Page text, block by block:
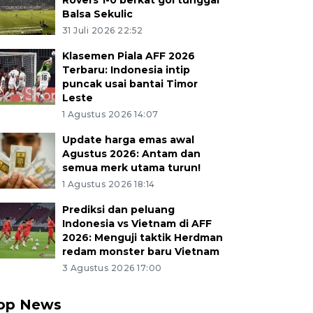
Balsa Sekulic
31 Juli 2026 22:52
Klasemen Piala AFF 2026
Terbaru: Indonesia intip
puncak usai bantai Timor
Leste
1 Agustus 2026 14:07
Update harga emas awal
Agustus 2026: Antam dan
semua merk utama turun!
1 Agustus 2026 18:14
Prediksi dan peluang
Indonesia vs Vietnam di AFF
2026: Menguji taktik Herdman
redam monster baru Vietnam
3 Agustus 2026 17:00
News